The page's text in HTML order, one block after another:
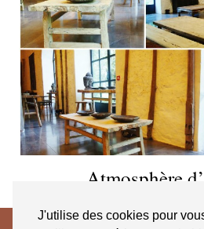
J'utilise des cookies pour
Atmosphère